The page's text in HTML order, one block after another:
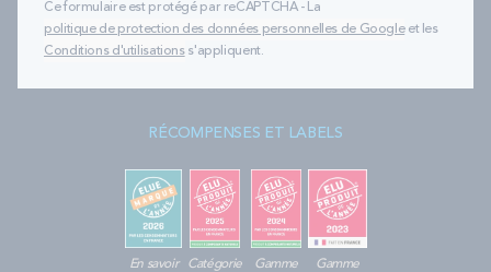
Ce formulaire est protégé par reCAPTCHA - La
politique de protection des données personnelles de Googleet les
Conditions d'utilisationss'appliquent.
RÉCOMPENSES ET LABELS
En savoir
Catégorie
Gamme
Gamme